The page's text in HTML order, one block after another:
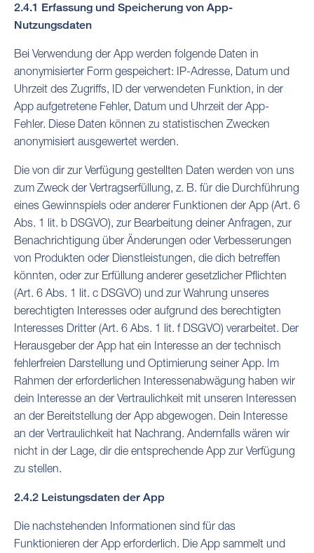
2.4.1 Erfassung und Speicherung von App-
Nutzungsdaten
Bei Verwendung der App werden folgende Daten in
anonymisierter Form gespeichert: IP-Adresse, Datum und
Uhrzeit des Zugriffs, ID der verwendeten Funktion, in der
App aufgetretene Fehler, Datum und Uhrzeit der App-
Fehler. Diese Daten können zu statistischen Zwecken
anonymisiert ausgewertet werden.
Die von dir zur Verfügung gestellten Daten werden von uns
zum Zweck der Vertragserfüllung, z. B. für die Durchführung
eines Gewinnspiels oder anderer Funktionen der App (Art. 6
Abs. 1 lit. b DSGVO), zur Bearbeitung deiner Anfragen, zur
Benachrichtigung über Änderungen oder Verbesserungen
von Produkten oder Dienstleistungen, die dich betreffen
könnten, oder zur Erfüllung anderer gesetzlicher Pflichten
(Art. 6 Abs. 1 lit. c DSGVO) und zur Wahrung unseres
berechtigten Interesses oder aufgrund des berechtigten
Interesses Dritter (Art. 6 Abs. 1 lit. f DSGVO) verarbeitet. Der
Herausgeber der App hat ein Interesse an der technisch
fehlerfreien Darstellung und Optimierung seiner App. Im
Rahmen der erforderlichen Interessenabwägung haben wir
dein Interesse an der Vertraulichkeit mit unseren Interessen
an der Bereitstellung der App abgewogen. Dein Interesse
an der Vertraulichkeit hat Nachrang. Andernfalls wären wir
nicht in der Lage, dir die entsprechende App zur Verfügung
zu stellen.
2.4.2 Leistungsdaten der App
Die nachstehenden Informationen sind für das
Funktionieren der App erforderlich. Die App sammelt und